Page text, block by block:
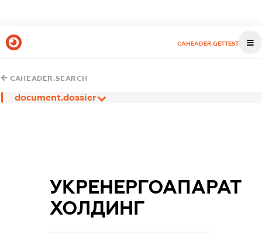
CAHEADER.GETTEST
CAHEADER.SEARCH
document.dossier
УКРЕНЕРГОАПАРАТ
ХОЛДИНГ